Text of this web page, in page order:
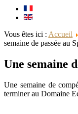
Vous êtes ici : Accueil
semaine de passée au
Une semaine
Une semaine de
terminer au Domaine